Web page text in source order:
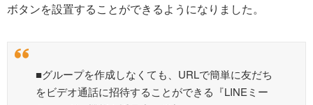
ボタンを設置することができるようになりました。
■グループを作成しなくても、URLで簡単に友だち
をビデオ通話に招待することができる『LINEミー